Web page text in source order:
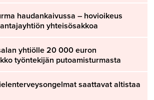
haudankaivussa – hovioikeus
yhteisösakkoa
yhtiölle 20 000 euron
työntekijän putoamisturmasta
saattavat altistaa